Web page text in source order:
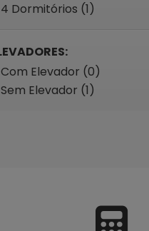
4 Dormitórios (1)
Com Elevador (0)
Sem Elevador (1)